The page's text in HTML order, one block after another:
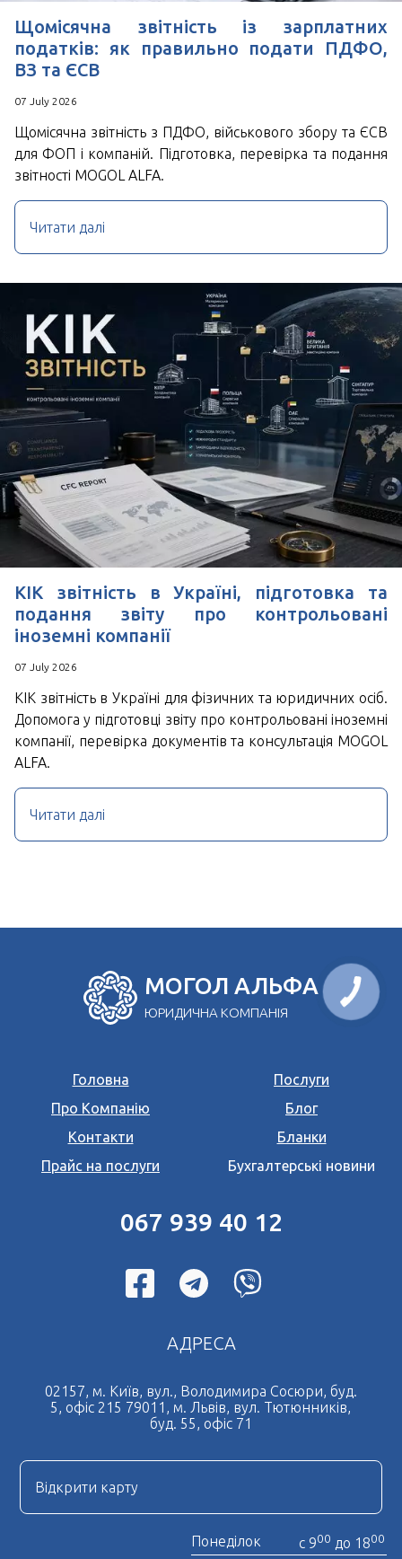
Щомісячна звітність із зарплатних
податків: як правильно подати ПДФО,
ВЗ та ЄСВ
07 July 2026
Щомісячна звітність з ПДФО, військового збору та ЄСВ
для ФОП і компаній. Підготовка, перевірка та подання
звітності MOGOL ALFA.
Читати далі
КІК звітність в Україні, підготовка та
подання звіту про контрольовані
іноземні компанії
07 July 2026
КІК звітність в Україні для фізичних та юридичних осіб.
Допомога у підготовці звіту про контрольовані іноземні
компанії, перевірка документів та консультація MOGOL
ALFA.
Читати далі
МОГОЛ АЛЬФА
ЮРИДИЧНА КОМПАНІЯ
Головна
Послуги
Про Компанію
Блог
Контакти
Бланки
Прайс на послуги
Бухгалтерські новини
067 939 40 12
АДРЕСА
02157, м. Київ, вул., Володимира Сосюри, буд.
5, офіс 215 79011, м. Львів, вул. Тютюнників,
буд. 55, офіс 71
Відкрити карту
Понеділок с 900 до 1800